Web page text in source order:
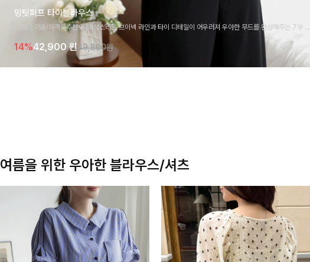
밍팃퍼프 타이블라우스
[고급스러움/하객룩추천💎]여성스러운 브이넥 라인과 타이 디테일이 어우러져 우아한 무드를 완성해주는 7부 블
라우스 🤍 여유로운 7부 소매로 편안하게 착용되며 데일리룩부터 출근룩, 하객룩까지 세련된 스타일링을 연출하
기 좋은 아이템이에요
14%42,900원 49,800원
여름을 위한 우아한 블라우스/셔츠